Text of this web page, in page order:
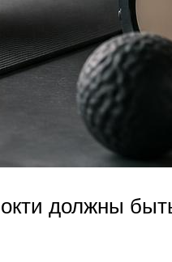
должны